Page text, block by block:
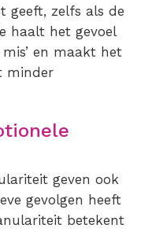
geeft, zelfs als de
haalt het gevoel
en maakt het
minder
geven ook
gevolgen heeft
betekent